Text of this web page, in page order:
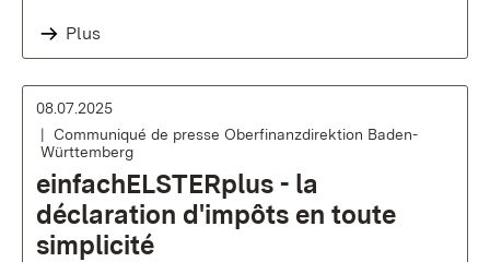
Plus
08.07.2025
Communiqué de presse Oberfinanzdirektion Baden-
Württemberg
einfachELSTERplus - la
déclaration d'impôts en toute
simplicité